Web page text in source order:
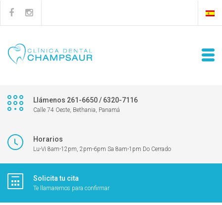
Llámenos 261-6650 / 6320-7116
Calle 74 Oeste, Bethania, Panamá
Horarios
Lu-Vi 8am-12pm, 2pm-6pm Sa 8am-1pm Do Cerrado
Solicita tu cita
Te llamaremos para confirmar